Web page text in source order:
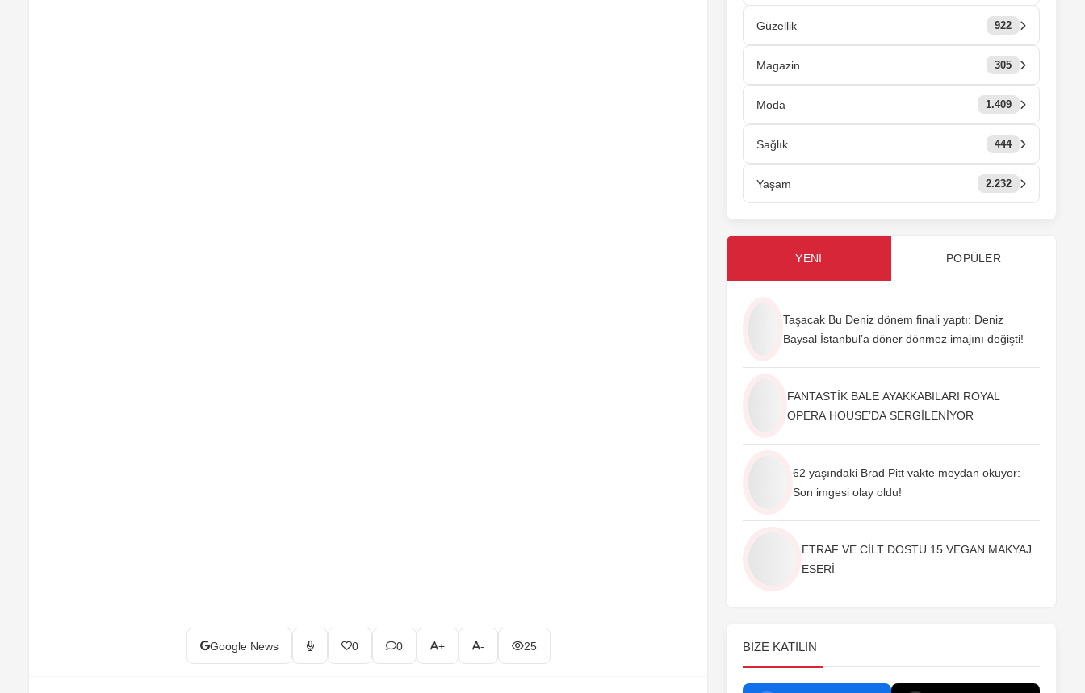
Google News 0 0 + - 25
Güzellik 922
Magazin 305
Moda 1.409
Sağlık 444
Yaşam 2.232
YENI POPÜLER
Taşacak Bu Deniz dönem finali yaptı: Deniz
Baysal İstanbul’a döner dönmez imajını değişti!
FANTASTİK BALE AYAKKABILARI ROYAL
OPERA HOUSE’DA SERGİLENİYOR
62 yaşındaki Brad Pitt vakte meydan okuyor:
Son imgesi olay oldu!
ETRAF VE CİLT DOSTU 15 VEGAN MAKYAJ
ESERİ
BIZE KATILIN